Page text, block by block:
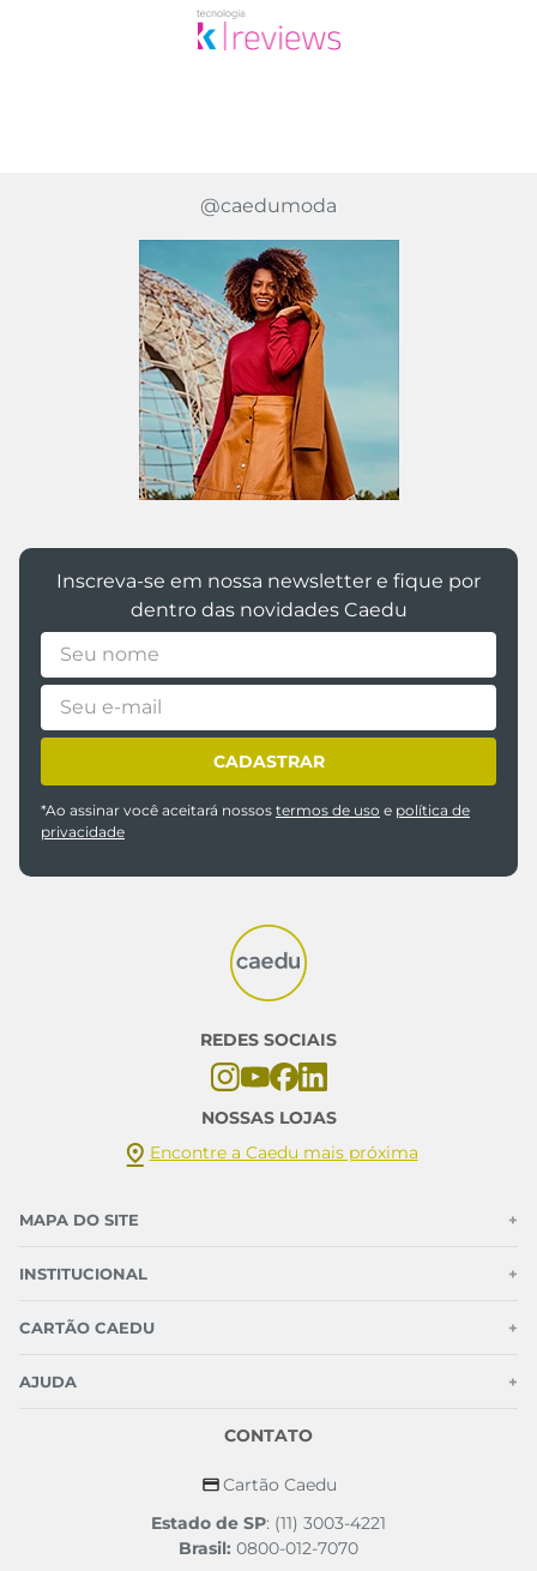
@caedumoda
Inscreva-se em nossa newsletter e fique por
dentro das novidades Caedu
CADASTRAR
*Ao assinar você aceitará nossos termos de uso e política de
privacidade
REDES SOCIAIS
NOSSAS LOJAS
Encontre a Caedu mais próxima
MAPA DO SITE +
INSTITUCIONAL +
CARTÃO CAEDU +
AJUDA +
CONTATO
Cartão Caedu
Estado de SP: (11) 3003-4221
Brasil: 0800-012-7070